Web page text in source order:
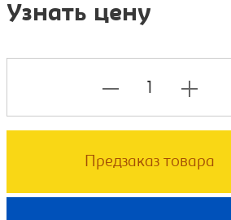
Узнать цену
Предзаказ товара